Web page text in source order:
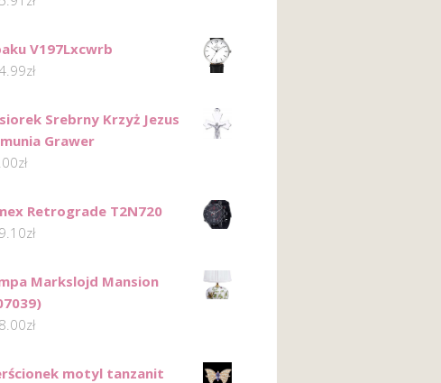
V197Lxcwrb
zł
Srebrny Krzyż Jezus
Grawer
zł
Retrograde T2N720
zł
Markslojd Mansion
zł
motyl tanzanit